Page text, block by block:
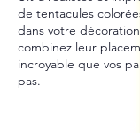
de tentacules
dans votre
combinez leur
incroyable que vos
pas.